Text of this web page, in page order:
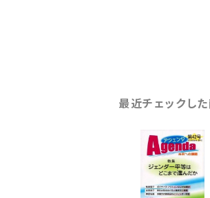
最近チェックし